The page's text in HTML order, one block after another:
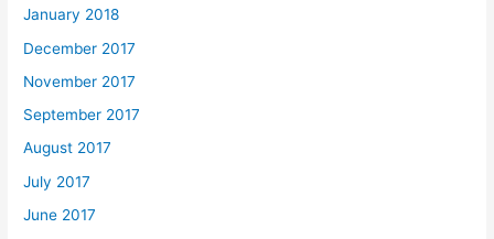
January 2018
December 2017
November 2017
September 2017
August 2017
July 2017
June 2017